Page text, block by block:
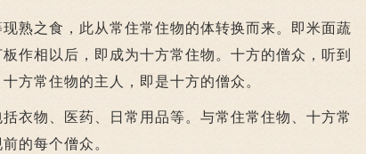
之食，此从常住常住物的体转换而来。即米面蔬
作相以后，即成为十方常住物。十方的僧众，听到
方常住物的主人，即是十方的僧众。
物、医药、日常用品等。与常住常住物、十方常
的每个僧众。